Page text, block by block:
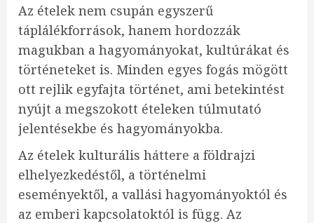
Az ételek nem csupán egyszerű
táplálékforrások, hanem hordozzák
magukban a hagyományokat, kultúrákat és
történeteket is. Minden egyes fogás mögött
ott rejlik egyfajta történet, ami betekintést
nyújt a megszokott ételeken túlmutató
jelentésekbe és hagyományokba.
Az ételek kulturális háttere a földrajzi
elhelyezkedéstől, a történelmi
eseményektől, a vallási hagyományoktól és
az emberi kapcsolatoktól is függ. Az